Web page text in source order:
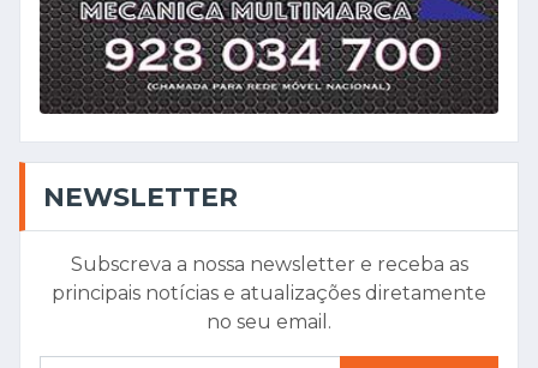
NEWSLETTER
Subscreva a nossa newsletter e receba as
principais notícias e atualizações diretamente
no seu email.